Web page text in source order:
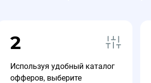
2
Используя удобный каталог
офферов, выберите